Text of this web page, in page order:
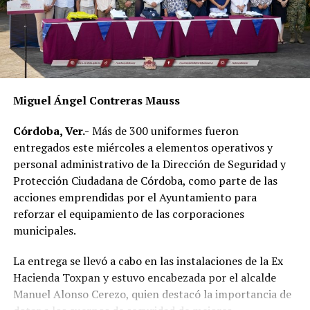
Dulce María Alducin Vallejo, habitante de la comunidad,
explicó que la petición fue presentada ante las
autoridades municipales y que, tras las gestiones
realizadas en conjunto con Hidrosistema, fue posible
concretar la obra que hoy permite mejorar el
Además de incrementar la capacidad de conducción, la
nueva infraestructura incorpora válvulas y materiales de
mayor resistencia, lo que permitirá mantener una mejor
operación del sistema y disminuir las afectaciones
derivadas de fallas en la red.
Con esta ampliación, las autoridades municipales buscan
fortalecer la infraestructura hidráulica en las
comunidades rurales y mejorar el acceso al agua potable
para cientos de familias que durante años enfrentaron
Miguel Ángel Contreras Mauss
Córdoba, Ver.- Más de 300 uniformes fueron
entregados este miércoles a elementos operativos y
personal administrativo de la Dirección de Seguridad y
Protección Ciudadana de Córdoba, como parte de las
acciones emprendidas por el Ayuntamiento para
reforzar el equipamiento de las corporaciones
municipales.
La entrega se llevó a cabo en las instalaciones de la Ex
Hacienda Toxpan y estuvo encabezada por el alcalde
Manuel Alonso Cerezo, quien destacó la importancia de